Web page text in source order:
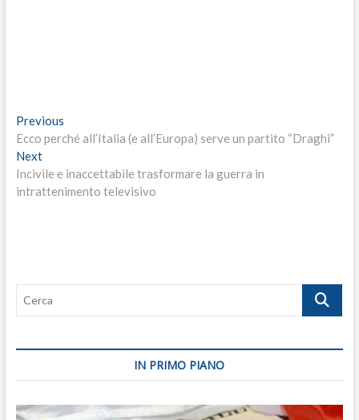
Navigazione
articoli
PreviousPrevious
post:
Ecco perché all’Italia (e all’Europa) serve un partito “Draghi”
NextNext
post:
Incivile e inaccettabile trasformare la guerra in
intrattenimento televisivo
Cerca
IN PRIMO PIANO